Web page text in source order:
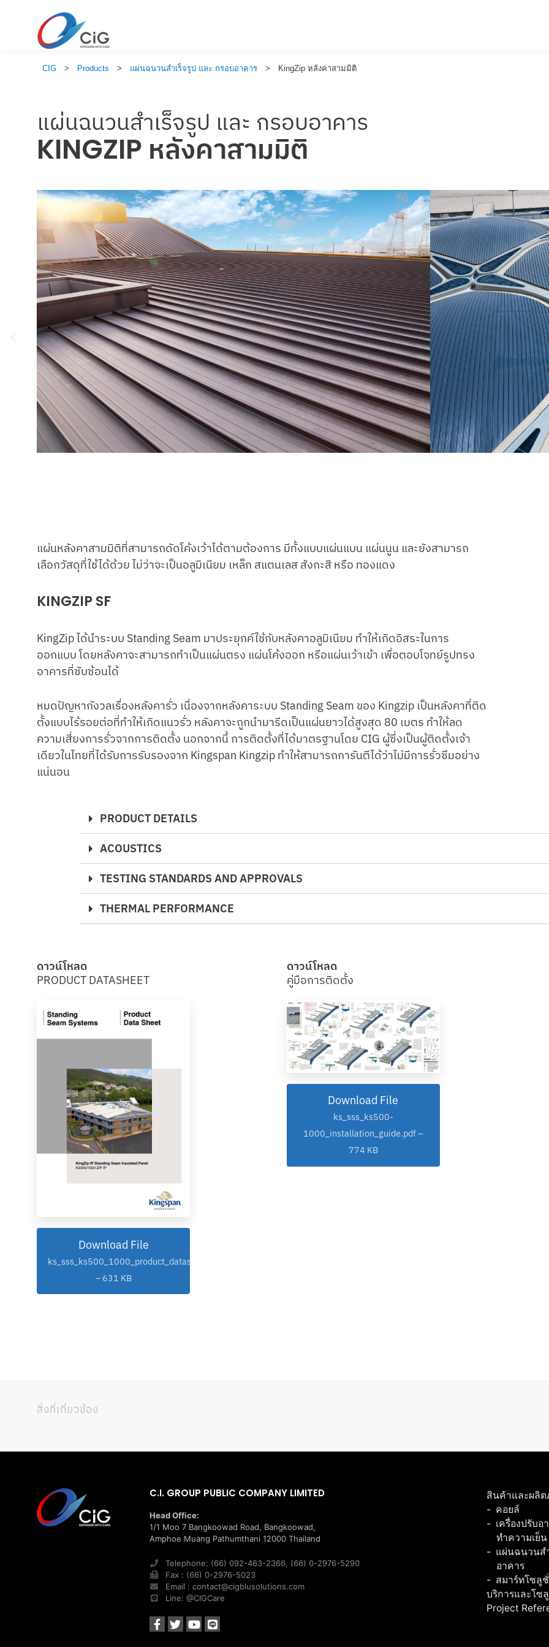
CIG > Products > แผ่นฉนวนสำเร็จรูป และ กรอบอาคาร > KingZip หลังคาสามมิติ
แผ่นฉนวนสำเร็จรูป และ กรอบอาคาร
KINGZIP หลังคาสามมิติ
แผ่นหลังคาสามมิติที่สามารถดัดโค้งเว้าได้ตามต้องการ มีทั้งแบบแผ่นแบน แผ่นนูน และยังสามารถ
เลือกวัสดุที่ใช้ได้ด้วย ไม่ว่าจะเป็นอลูมิเนียม เหล็ก สแตนเลส สังกะสี หรือ ทองแดง
KINGZIP SF
KingZip ได้นำระบบ Standing Seam มาประยุกค์ใช้กับหลังคาอลูมิเนียม ทำให้เกิดอิสระในการ
ออกแบบ โดยหลังคาจะสามารถทำเป็นแผ่นตรง แผ่นโค้งออก หรือแผ่นเว้าเข้า เพื่อตอบโจทย์รูปทรง
อาคารที่ซับซ้อนได้
หมดปัญหากังวลเรื่องหลังคารั่ว เนื่องจากหลังคาระบบ Standing Seam ของ Kingzip เป็นหลังคาที่ติด
ตั้งแบบไร้รอยต่อที่ทำให้เกิดแนวรั่ว หลังคาจะถูกนำมารีดเป็นแผ่นยาวได้สูงสุด 80 เมตร ทำให้ลด
ความเสี่ยงการรั่วจากการติดตั้ง นอกจากนี้ การติดตั้งที่ได้มาตรฐานโดย CIG ผู้ซึ่งเป็นผู้ติดตั้งเจ้า
เดียวในไทยที่ได้รับการรับรองจาก Kingspan Kingzip ทำให้สามารถการันตีได้ว่าไม่มีการรั่วซึมอย่าง
แน่นอน
PRODUCT DETAILS
ACOUSTICS
TESTING STANDARDS AND APPROVALS
THERMAL PERFORMANCE
ดาวน์โหลด
PRODUCT DATASHEET
Download File
ks_sss_ks500_1000_product_datasheet.pdf
– 631 KB
ดาวน์โหลด
คู่มือการติดตั้ง
Download File
ks_sss_ks500-
1000_installation_guide.pdf –
774 KB
สิ่งที่เกี่ยวข้อง
C.I. GROUP PUBLIC COMPANY LIMITED
Head Office:
1/1 Moo 7 Bangkoowad Road, Bangkoowad,
Amphoe Muang Pathumthani 12000 Thailand
Telephone: (66) 092-463-2366, (66) 0-2976-5290
Fax : (66) 0-2976-5023
Email : contact@cigblusolutions.com
Line: @CIGCare
สินค้าและผลิ
คอยล์
เครื่องปรับอ
ทำความเย็น
แผ่นฉนวนส
อาคาร
สมาร์ทโซลู
บริการและโซ
Project